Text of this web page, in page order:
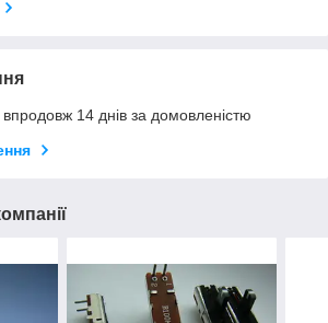
14 днів за домовленістю